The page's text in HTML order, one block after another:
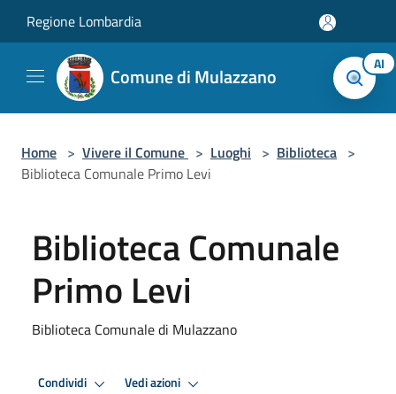
Regione Lombardia
Comune di Mulazzano AI
Home > Vivere il Comune > Luoghi > Biblioteca >
Biblioteca Comunale Primo Levi
Biblioteca Comunale
Primo Levi
Biblioteca Comunale di Mulazzano
Condividi Vedi azioni